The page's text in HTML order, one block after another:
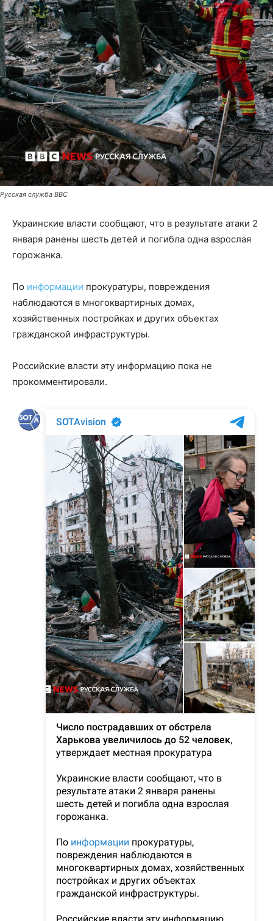
Русская служба BBC
Украинские власти сообщают, что в результате атаки 2
января ранены шесть детей и погибла одна взрослая
горожанка.
По информации прокуратуры, повреждения
наблюдаются в многоквартирных домах,
хозяйственных постройках и других объектах
гражданской инфраструктуры.
Российские власти эту информацию пока не
прокомментировали.